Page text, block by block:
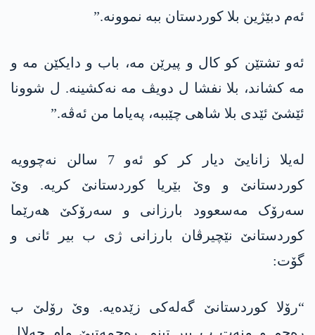
ئەم دبێژین بلا کوردستان ببە نموونە.”
ئەو تشتێن کو کال و پیرێن مە، باب و دایکێن مە و
مە کشاند، بلا نفشا ل دویڤ مە نەکشینە. ل شوونا
ئێشێ ئێدی بلا شاھی چێببە، پەیاما من ئەڤە.”
لەیلا زانایێ دیار کر کو ئەو 7 سالن نەچوویە
کوردستانێ و وێ بێریا کوردستانێ کریە. وێ
سەرۆک مەسعوود بارزانی و سەرۆکێ ھەرێما
کوردستانێ نێچیرڤان بارزانی ژی ب بیر ئانی و
گۆت:
“رۆلا کوردستانێ گەلەکی زێدەیە. وێ رۆلێ ب